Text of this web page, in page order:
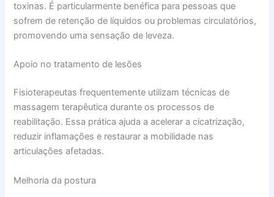
toxinas. É particularmente benéfica para pessoas que
sofrem de retenção de líquidos ou problemas circulatórios,
promovendo uma sensação de leveza.
Apoio no tratamento de lesões
Fisioterapeutas frequentemente utilizam técnicas de
massagem terapêutica durante os processos de
reabilitação. Essa prática ajuda a acelerar a cicatrização,
reduzir inflamações e restaurar a mobilidade nas
articulações afetadas.
Melhoria da postura